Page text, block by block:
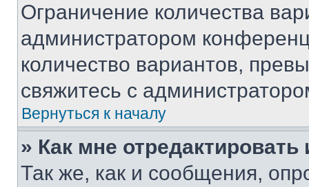
Ограничение количества
администратором
количество вариантов,
свяжитесь с
Вернуться к началу
» Как мне
Так же, как и сообщения,